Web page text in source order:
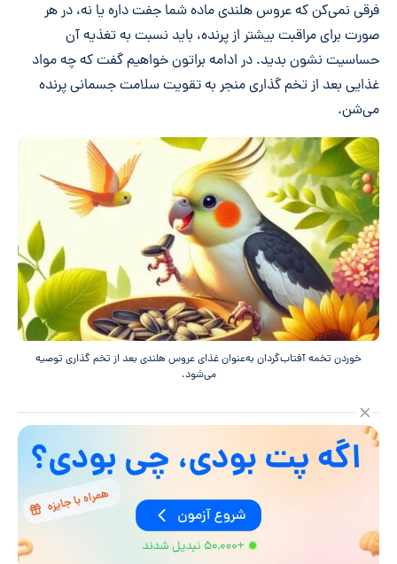
فرقی نمی‌کن که عروس هلندی ماده شما جفت داره یا نه، در هر
صورت برای مراقبت بیشتر از پرنده، باید نسبت به تغذیه آن
حساسیت نشون بدید. در ادامه براتون خواهیم گفت که چه مواد
غذایی بعد از تخم گذاری منجر به تقویت سلامت جسمانی پرنده
می‌شن.
خوردن تخمه آفتاب‌گردان به‌عنوان غذای عروس هلندی بعد از تخم گذاری توصیه
می‌شود.